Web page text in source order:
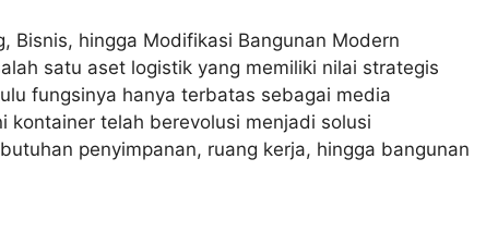
Bisnis, hingga Modifikasi Bangunan Modern
satu aset logistik yang memiliki nilai strategis
fungsinya hanya terbatas sebagai media
kontainer telah berevolusi menjadi solusi
penyimpanan, ruang kerja, hingga bangunan